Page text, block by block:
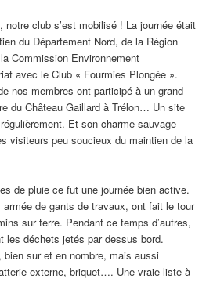
notre club s’est mobilisé ! La journée était
du Département Nord, de la Région
Commission Environnement
avec le Club « Fourmies Plongée ».
nos membres ont participé à un grand
du Château Gaillard à Trélon… Un site
Et son charme sauvage
visiteurs peu soucieux du maintien de la
de pluie ce fut une journée bien active.
armée de gants de travaux, ont fait le tour
sur terre. Pendant ce temps d’autres,
les déchets jetés par dessus bord.
sur et en nombre, mais aussi
externe, briquet…. Une vraie liste à